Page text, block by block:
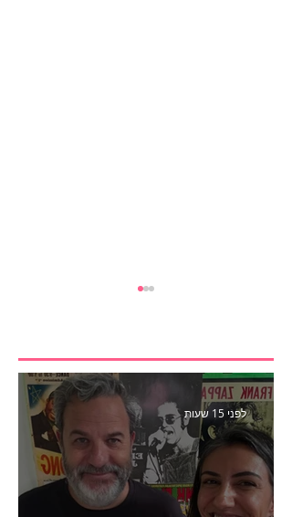
איך עוברים לנהל שיווק
בחברה גלובלית? ear
catcher 254 עם שירי
גורברד שותפה ב-GCMO
לפני 15 שעות